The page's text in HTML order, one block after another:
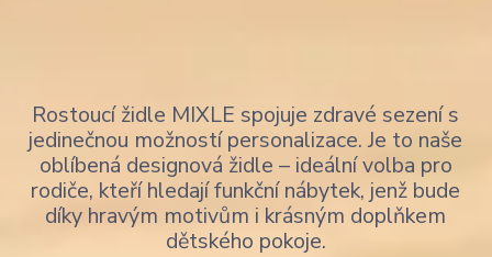
Rostoucí židle MIXLE spojuje zdravé sezení s
jedinečnou možností personalizace. Je to naše
oblíbená designová židle – ideální volba pro
rodiče, kteří hledají funkční nábytek, jenž bude
díky hravým motivům i krásným doplňkem
dětského pokoje.